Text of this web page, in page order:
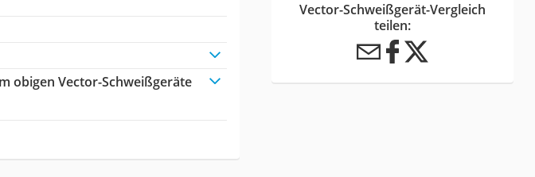
obigen Vector-Schweißgeräte
Vector-Schweißgerät-Vergleich
teilen: